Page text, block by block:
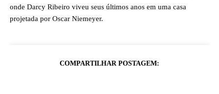
onde Darcy Ribeiro viveu seus últimos anos em uma casa
projetada por Oscar Niemeyer.
COMPARTILHAR POSTAGEM: